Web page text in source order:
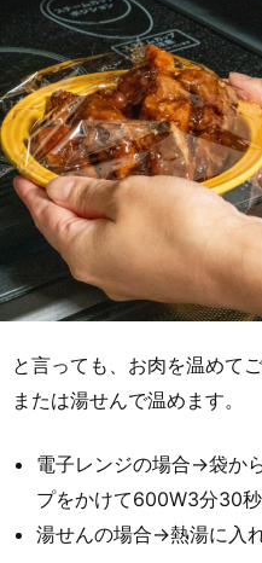
と言っても、お肉を温めて
または湯せんで温めます。
電子レンジの場合→袋か
プをかけて600W3分30
湯せんの場合→熱湯に入